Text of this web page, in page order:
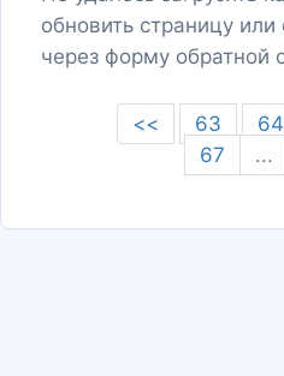
обновить страницу или
через форму обратной
<< 63 64
67
...